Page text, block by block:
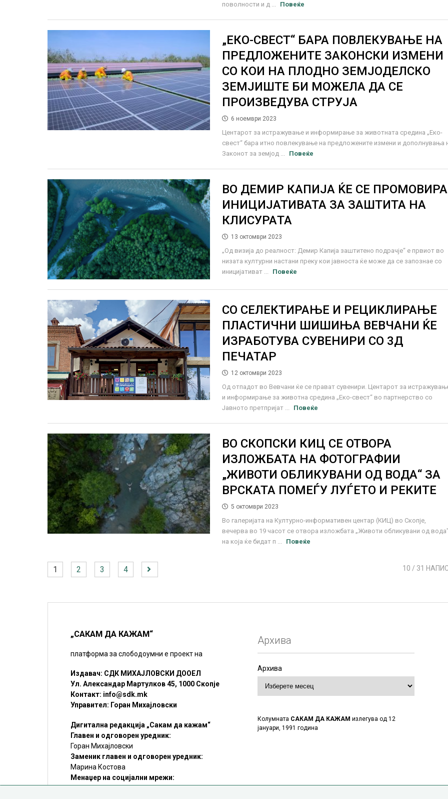
поволности и д ...
Повеќе
„ЕКО-СВЕСТ“ БАРА ПОВЛЕКУВАЊЕ НА
ПРЕДЛОЖЕНИТЕ ЗАКОНСКИ ИЗМЕНИ
СО КОИ НА ПЛОДНО ЗЕМЈОДЕЛСКО
ЗЕМЈИШТЕ БИ МОЖЕЛА ДА СЕ
ПРОИЗВЕДУВА СТРУЈА
6 ноември 2023
Центарот за истражување и информирање за животната средина „Еко-
свест“ бара итно повлекување на предложените измени и дополнувања
Законот за земјод ...
Повеќе
ВО ДЕМИР КАПИЈА ЌЕ СЕ ПРОМОВИРА
ИНИЦИЈАТИВАТА ЗА ЗАШТИТА НА
КЛИСУРАTA
13 октомври 2023
„Од визија до реалност: Демир Капија заштитено подрачје“ е првиот во
низата културни настани преку кои јавноста ќе може да се запознае со
иницијативат ...
Повеќе
СО СЕЛЕКТИРАЊЕ И РЕЦИКЛИРАЊЕ
ПЛАСТИЧНИ ШИШИЊА ВЕВЧАНИ ЌЕ
ИЗРАБОТУВА СУВЕНИРИ СО 3Д
ПЕЧАТАР
12 октомври 2023
Од отпадот во Вевчани ќе се прават сувенири. Центарот за
и информирање за животна средина „Еко-свест“ во партнерство со
Јавното претпријат ...
Повеќе
ВО СКОПСКИ КИЦ СЕ ОТВОРА
ИЗЛОЖБАТА НА ФОТОГРАФИИ
„ЖИВОТИ ОБЛИКУВАНИ ОД ВОДА“ ЗА
ВРСКАТА ПОМЕЃУ ЛУЃЕТО И РЕКИТЕ
5 октомври 2023
Во галеријата на Културно-информативен центар (КИЦ) во Скопје,
вечерва во 19 часот се отвора изложбата „Животи обликувани од
на која ќе бидат п ...
Повеќе
1 2 3 4 10 / 31
„САКАМ ДА КАЖАМ“
платформа за слободоумни е проект на
Издавач: СДК МИХАЈЛОВСКИ ДООЕЛ
Ул. Александар Мартулков 45, 1000 Скопје
Контакт: info@sdk.mk
Управител: Горан Михајловски
Дигитална редакција „Сакам да кажам“
Главен и одговорен уредник:
Горан Михајловски
Заменик главен и одговорен уредник:
Марина Костова
Менаџер на социјални мрежи:
Мирослав Илиоски
Архива
Архива
Колумната САКАМ ДА КАЖАМ излегува од 12
јануари, 1991 година